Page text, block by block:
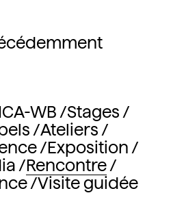
ulturel
WB Stages
Ateliers
Exposition
Rencontre
Visite guidée